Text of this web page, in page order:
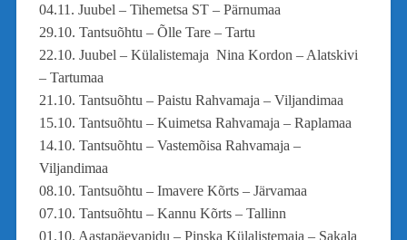
04.11. Juubel – Tihemetsa ST – Pärnumaa
29.10. Tantsuõhtu – Õlle Tare – Tartu
22.10. Juubel – Külalistemaja Nina Kordon – Alatskivi
– Tartumaa
21.10. Tantsuõhtu – Paistu Rahvamaja – Viljandimaa
15.10. Tantsuõhtu – Kuimetsa Rahvamaja – Raplamaa
14.10. Tantsuõhtu – Vastemõisa Rahvamaja –
Viljandimaa
08.10. Tantsuõhtu – Imavere Kõrts – Järvamaa
07.10. Tantsuõhtu – Kannu Kõrts – Tallinn
01.10. Aastapäevapidu – Pinska Külalistemaja – Sakala